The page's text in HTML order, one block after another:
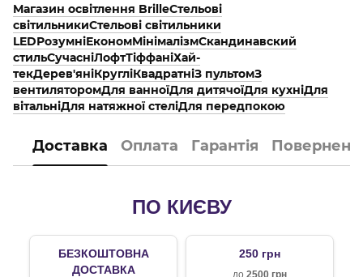
Магазин освітлення BrilleСтельові
світильникиСтельові світильники
LEDРозумніЕкономМінімалізмСкандинавский
стильСучасніЛофтТіффаніХай-
текДерев'яніКругліКвадратніЗ пультомЗ
вентиляторомДля ванноїДля дитячоїДля кухніДля
вітальніДля натяжної стеліДля передпокою
Доставка Оплата Гарантія
ПО КИЄВУ
БЕЗКОШТОВНА
ДОСТАВКА
250 грн
до 2500 грн